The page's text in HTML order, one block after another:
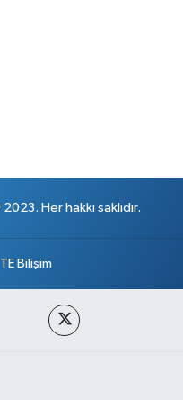
Her hakkı saklıdır.
TE Bilişim